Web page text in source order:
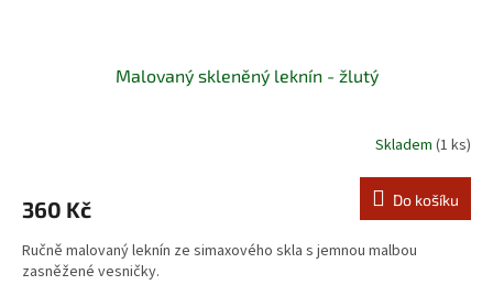
Malovaný skleněný leknín - žlutý
Skladem (1 ks)
360 Kč Do košíku
Ručně malovaný leknín ze simaxového skla s jemnou malbou
zasněžené vesničky.